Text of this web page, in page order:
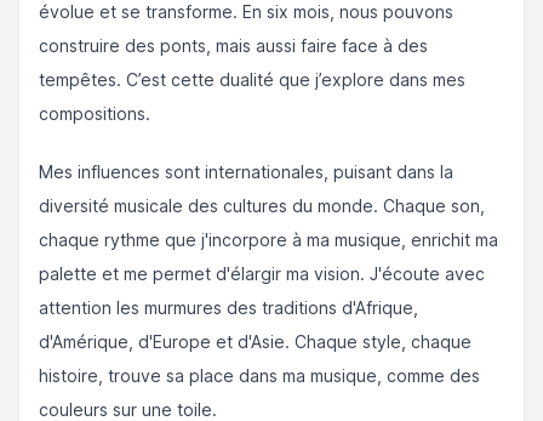
évolue et se transforme. En six mois, nous pouvons
construire des ponts, mais aussi faire face à des
tempêtes. C’est cette dualité que j’explore dans mes
compositions.
Mes influences sont internationales, puisant dans la
diversité musicale des cultures du monde. Chaque son,
chaque rythme que j'incorpore à ma musique, enrichit ma
palette et me permet d'élargir ma vision. J'écoute avec
attention les murmures des traditions d'Afrique,
d'Amérique, d'Europe et d'Asie. Chaque style, chaque
histoire, trouve sa place dans ma musique, comme des
couleurs sur une toile.